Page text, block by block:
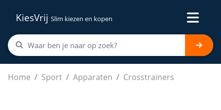
KiesVrij Slim kiezen en kopen
Home Sport Apparaten Crosstrainers
Darwin CT40 Crosstrainer – Fitnessapparaat met 16